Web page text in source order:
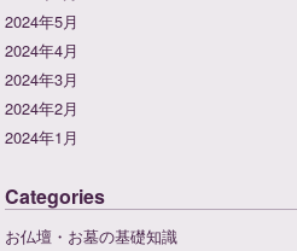
2024年5月
2024年4月
2024年3月
2024年2月
2024年1月
Categories
お仏壇・お墓の基礎知識